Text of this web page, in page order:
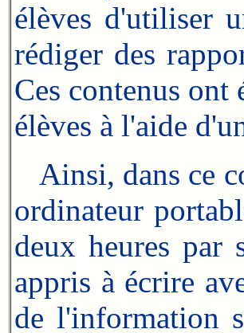
élèves d'utiliser
rédiger des
Ces contenus ont
élèves à l'aide
Ainsi, dans ce
ordinateur
deux heures par
appris à écrire
de l'information